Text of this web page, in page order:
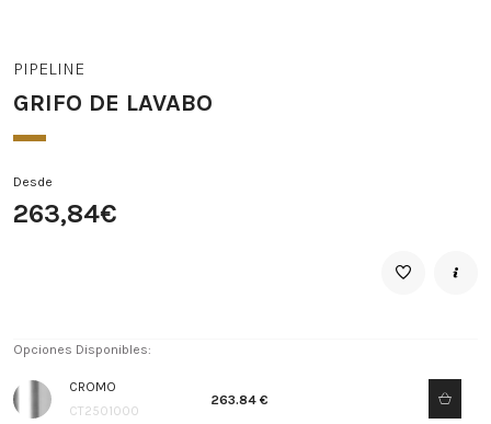
PIPELINE
GRIFO DE LAVABO
Desde
263,84€
Opciones Disponibles:
CROMO
CT2501000
263.84 €